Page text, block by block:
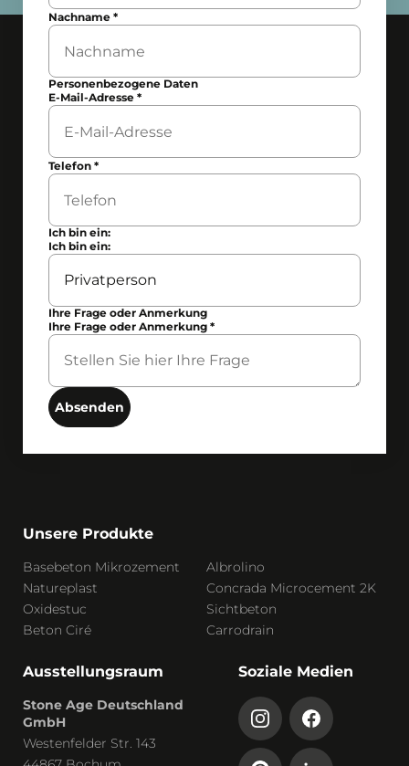
Nachname*
Personenbezogene Daten
E-Mail-Adresse*
Telefon*
Ich bin ein:
Ich bin ein:
Ihre Frage oder Anmerkung
Ihre Frage oder Anmerkung*
Absenden
Unsere Produkte
Basebeton Mikrozement
Albrolino
Natureplast
Concrada Microcement 2K
Oxidestuc
Sichtbeton
Beton Ciré
Carrodrain
Ausstellungsraum
Stone Age Deutschland
GmbH
Westenfelder Str. 143
Soziale Medien